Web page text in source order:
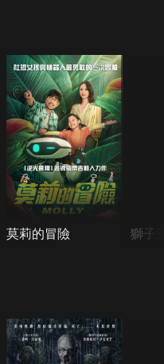
莫莉的冒險 獅子